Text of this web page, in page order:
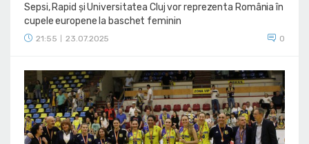
Sepsi, Rapid și Universitatea Cluj vor reprezenta România în
cupele europene la baschet feminin
21:55 23.07.2025 0